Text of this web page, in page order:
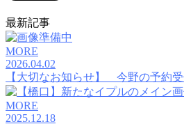
最新記事
MORE
2026.04.02
【大切なお知らせ】 今野の予約
MORE
2025.12.18